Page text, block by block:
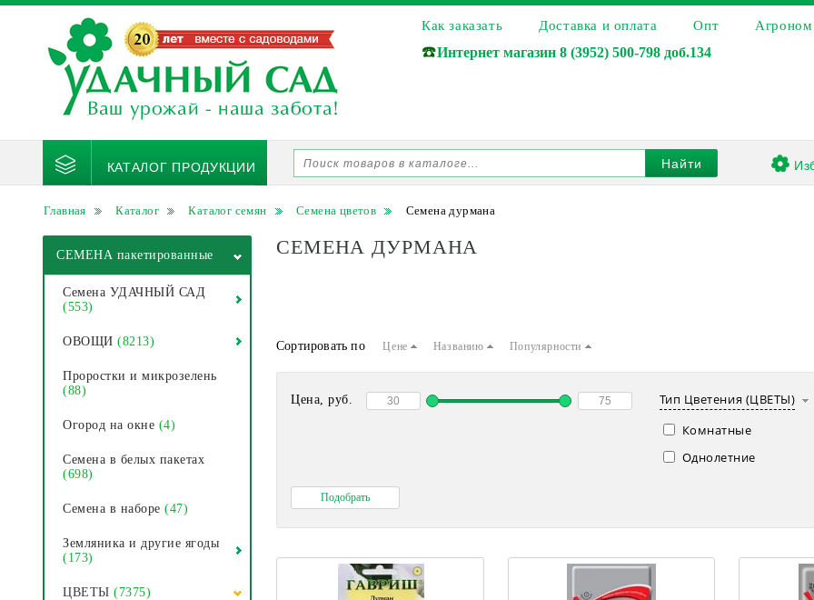
Как заказать Доставка и оплата Опт Агроном
☎️Интернет магазин 8 (3952) 500-798 доб.134
КАТАЛОГ ПРОДУКЦИИ Найти
Главная Каталог Каталог семян Семена цветов Семена дурмана
СЕМЕНА пакетированные
Семена УДАЧНЫЙ САД
(553)
ОВОЩИ (8213)
Проростки и микрозелень
(88)
Огород на окне (4)
Семена в белых пакетах
(698)
Семена в наборе (47)
Земляника и другие ягоды
(173)
ЦВЕТЫ (7375)
СЕМЕНА ДУРМАНА
Сортировать по Цене Названию Популярности
Цена, руб.
Тип Цветения (ЦВЕТЫ)
Комнатные
Однолетние